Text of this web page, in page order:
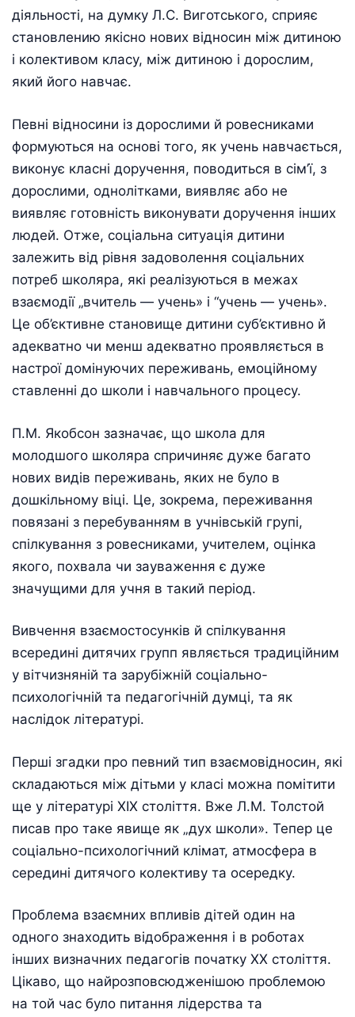
дiяльностi, на думку Л.С. Виготського, сприяє
становлению якiсно нових вiдносин мiж дитиною
i колективом класу, мiж дитиною i дорослим,
який його навчає.
Певнi вiдносини iз дорослими й ровесниками
формуються на основi того, як учень навчається,
виконує класнi доручення, поводиться в сiм’ї, з
дорослими, однолiтками, виявляє або не
виявляє готовнiсть виконувати доручення інших
людей. Отже, соцiальна ситуацiя дитини
залежить вiд рiвня задоволення соцiальних
потреб школяра, якi реалiзуються в межах
взаємодiї „вчитель — учень» i “учень — учень».
Це об’єктивне становище дитини суб’єктивно й
адекватно чи менш адекватно проявляється в
настрої домiнуючих переживань, емоцiйному
ставленнi до школи і навчального процесу.
П.М. Якобсон зазначає, що школа для
молодшого школяра спричиняє дуже багато
нових видiв переживань, яких не було в
дошкiльному віці. Це, зокрема, переживання
повязані з перебуванням в учнівській групі,
спілкування з ровесниками, учителем, оцiнка
якого, похвала чи зауваження є дуже
значущими для учня в такий період.
Вивчення взаємостосунків й спілкування
всередині дитячих групп являється традиційним
у вітчизняній та зарубіжній соціально-
психологічній та педагогічній думці, та як
наслідок літературі.
Перші згадки про певний тип взаємовідносин, які
складаються між дітьми у класі можна помітити
ще у літературі ХІХ століття. Вже Л.М. Толстой
писав про таке явище як „дух школи». Тепер це
соціально-психологічний клімат, атмосфера в
середині дитячого колективу та осередку.
Проблема взаємних впливів дітей один на
одного знаходить відображення і в роботах
інших визначних педагогів початку ХХ століття.
Цікаво, що найрозповсюдженішою проблемою
на той час було питання лідерства та